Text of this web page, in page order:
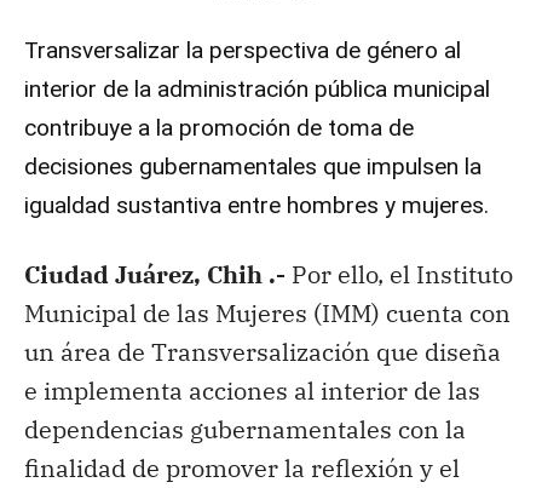
Transversalizar la perspectiva de género al
interior de la administración pública municipal
contribuye a la promoción de toma de
decisiones gubernamentales que impulsen la
igualdad sustantiva entre hombres y mujeres.
Ciudad Juárez, Chih .- Por ello, el Instituto
Municipal de las Mujeres (IMM) cuenta con
un área de Transversalización que diseña
e implementa acciones al interior de las
dependencias gubernamentales con la
finalidad de promover la reflexión y el